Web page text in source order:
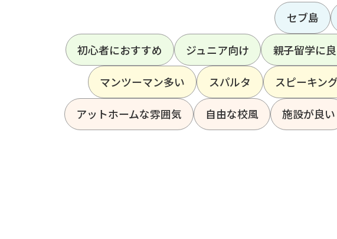
セブ島
初心者におすすめ ジュニア向け 親子留学に
マンツーマン多い スパルタ スピーキン
アットホームな雰囲気 自由な校風 施設が良い